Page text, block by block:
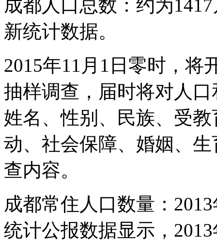
成都人口总数：约为
新统计数据。
2015年11月1日零时，将
抽样调查，届时将对人
姓名、性别、民族、受
动、社会保障、婚姻、
查内容。
成都常住人口数量：
统计公报数据显示，